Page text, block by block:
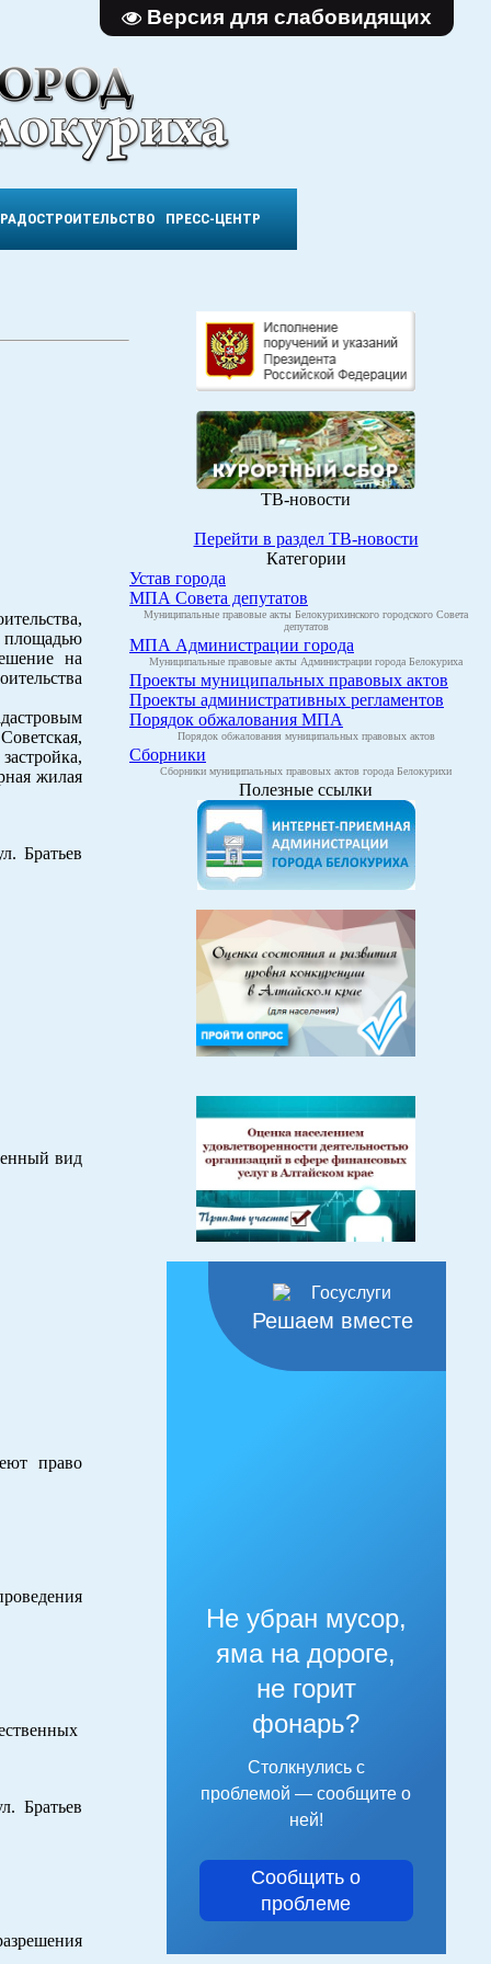
Версия для слабовидящих
ПРЕСС-ЦЕНТР
площадью
на
жилая
Братьев
вид
право
ТВ-новости
Перейти в раздел ТВ-новости
Категории
Устав города
МПА Совета депутатов
Муниципальные правовые акты Белокурихинского городского Совета
депутатов
МПА Администрации города
Муниципальные правовые акты Администрации города Белокуриха
Проекты муниципальных правовых актов
Проекты административных регламентов
Порядок обжалования МПА
Порядок обжалования муниципальных правовых актов
Сборники
Сборники муниципальных правовых актов города Белокурихи
Полезные ссылки
Решаем вместе
Не убран мусор,
яма на дороге,
не горит
фонарь?
Столкнулись с
проблемой — сообщите о
ней!
Сообщить о
проблеме